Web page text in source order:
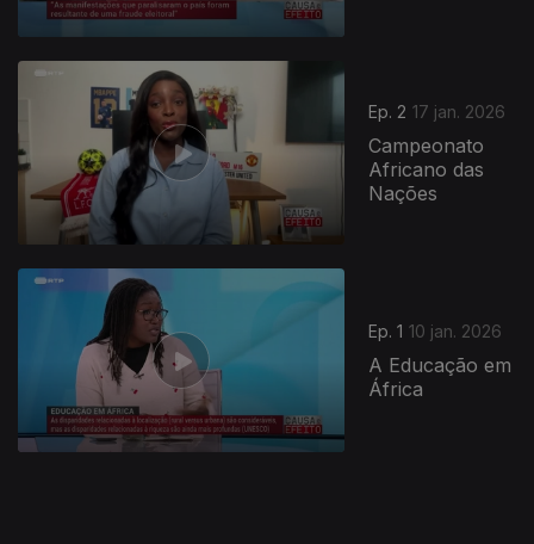
Ep. 2 17 jan. 2026
Campeonato
Africano das
Nações
Ep. 1 10 jan. 2026
A Educação em
África
901263